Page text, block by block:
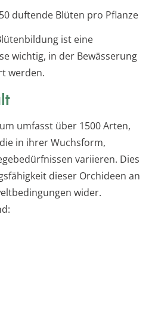
duftende Blüten pro Pflanze
ist eine
wichtig, in der Bewässerung
werden.
umfasst über 1500 Arten,
in ihrer Wuchsform,
variieren. Dies
dieser Orchideen an
wider.